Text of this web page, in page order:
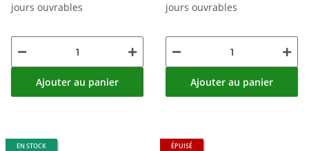
jours ouvrables
Ajouter au panier
jours ouvrables
Ajouter au panier
EN STOCK ÉPUISÉ